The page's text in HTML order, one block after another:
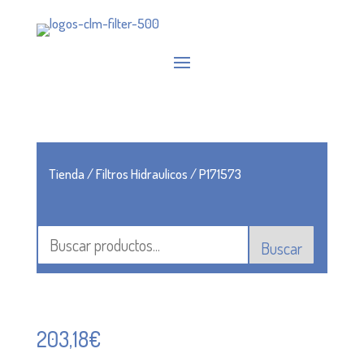
Tienda/Filtros Hidraulicos/ P171573
Buscar
203,18€